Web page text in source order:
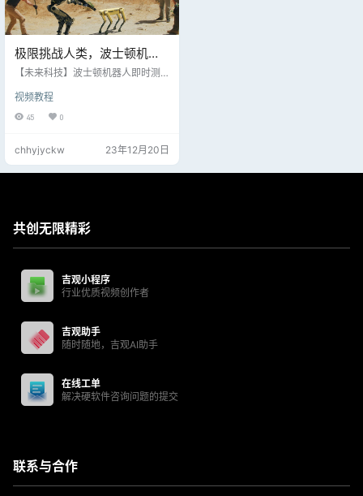
极限挑战人类，波士顿机器
人即时测试反应能力与感知
【未来科技】波士顿机器人即时测
战人类，波士顿机器人即时测试反
应能力与感知能力完整视频分享；
视频教程
45 0
chhyjyckw 23年12月20日
共创无限精彩
吉观小程序
行业优质视频创作者
吉观助手
随时随地，吉观AI助手
在线工单
解决硬软件咨询问题的提交
联系与合作